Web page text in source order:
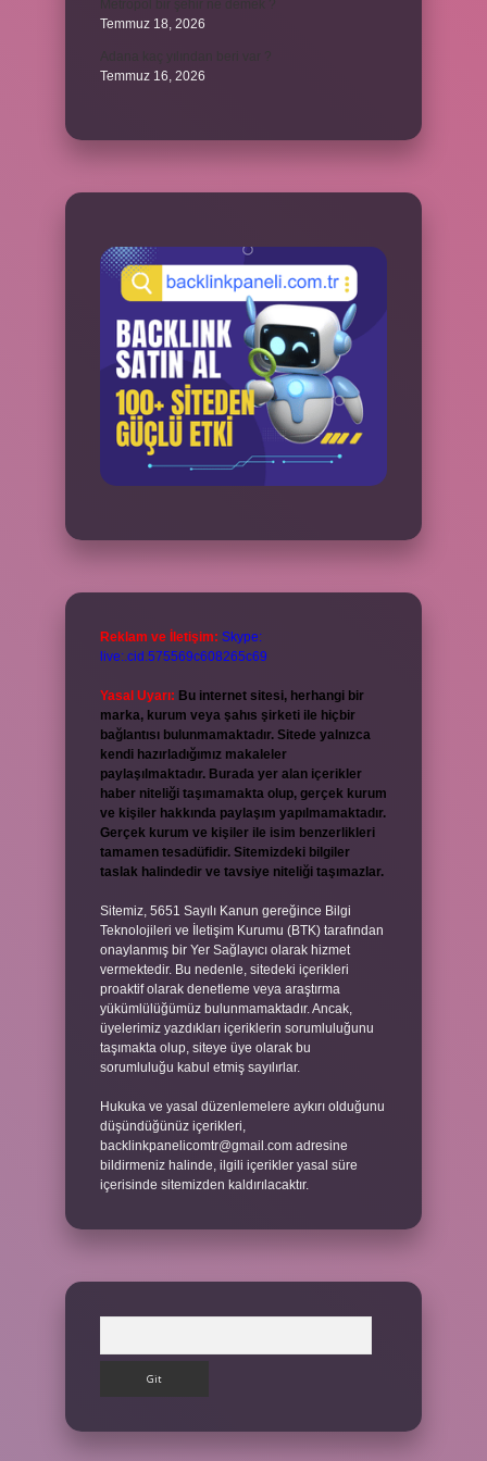
Temmuz 18, 2026
Temmuz 16, 2026
Reklam ve İletişim: Skype:
live:.cid.575569c608265c69
Yasal Uyarı: Bu internet sitesi, herhangi bir
marka, kurum veya şahıs şirketi ile hiçbir
bağlantısı bulunmamaktadır. Sitede yalnızca
kendi hazırladığımız makaleler
paylaşılmaktadır. Burada yer alan içerikler
haber niteliği taşımamakta olup, gerçek kurum
ve kişiler hakkında paylaşım yapılmamaktadır.
Gerçek kurum ve kişiler ile isim benzerlikleri
tamamen tesadüfidir. Sitemizdeki bilgiler
taslak halindedir ve tavsiye niteliği taşımazlar.
Sitemiz, 5651 Sayılı Kanun gereğince Bilgi
Teknolojileri ve İletişim Kurumu (BTK) tarafından
onaylanmış bir Yer Sağlayıcı olarak hizmet
vermektedir. Bu nedenle, sitedeki içerikleri
proaktif olarak denetleme veya araştırma
yükümlülüğümüz bulunmamaktadır. Ancak,
üyelerimiz yazdıkları içeriklerin sorumluluğunu
taşımakta olup, siteye üye olarak bu
sorumluluğu kabul etmiş sayılırlar.
Hukuka ve yasal düzenlemelere aykırı olduğunu
düşündüğünüz içerikleri,
backlinkpanelicomtr@gmail.com adresine
bildirmeniz halinde, ilgili içerikler yasal süre
içerisinde sitemizden kaldırılacaktır.